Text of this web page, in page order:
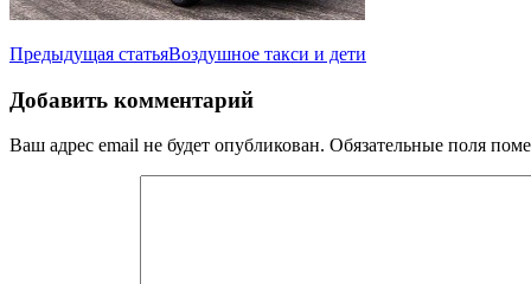
Навигация
по
записям
Предыдущая статьяВоздушное такси и дети
Добавить комментарий
Ваш адрес email не будет опубликован. Обязательные поля